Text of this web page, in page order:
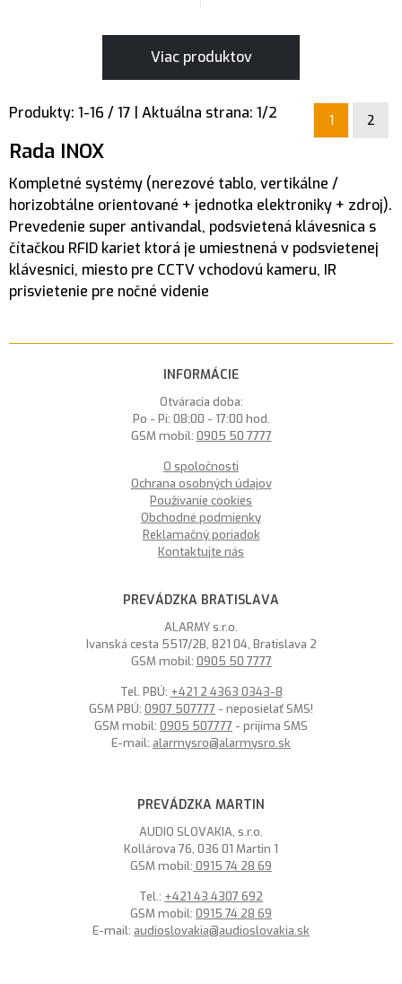
Viac produktov
1 2
Produkty: 1-16 /17 | Aktuálna strana: 1/2
Rada INOX
Kompletné systémy (nerezové tablo, vertikálne /
horizobtálne orientované + jednotka elektroniky + zdroj).
Prevedenie super antivandal, podsvietená klávesnica s
čítačkou RFID kariet ktorá je umiestnená v podsvietenej
klávesnici, miesto pre CCTV vchodovú kameru, IR
prisvietenie pre nočné videnie
INFORMÁCIE
Otváracia doba:
Po - Pi: 08:00 - 17:00 hod.
GSM mobil: 0905 50 7777
O spoločnosti
Ochrana osobných údajov
Používanie cookies
Obchodné podmienky
Reklamačný poriadok
Kontaktujte nás
PREVÁDZKA BRATISLAVA
ALARMY s.r.o.
Ivanská cesta 5517/2B, 821 04, Bratislava 2
GSM mobil: 0905 50 7777
Tel. PBÚ: +421 2 4363 0343-8
GSM PBÚ: 0907 507777 - neposielať SMS!
GSM mobil: 0905 507777 - prijíma SMS
E-mail: alarmysro@alarmysro.sk
PREVÁDZKA MARTIN
AUDIO SLOVAKIA, s.r.o.
Kollárova 76, 036 01 Martin 1
GSM mobil: 0915 74 28 69
Tel.: +421 43 4307 692
GSM mobil: 0915 74 28 69
E-mail: audioslovakia@audioslovakia.sk